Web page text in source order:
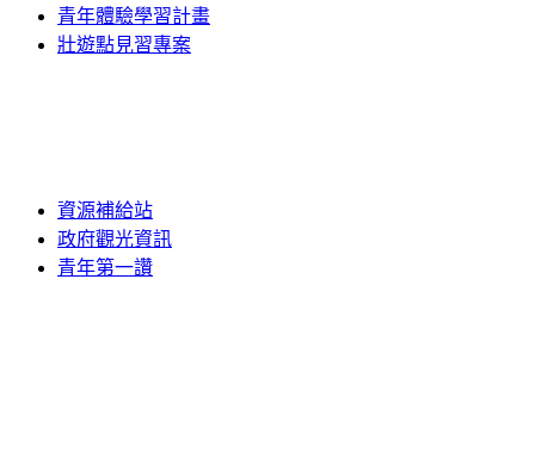
青年體驗學習計畫
壯遊點見習專案
資源補給站
政府觀光資訊
青年第一讚